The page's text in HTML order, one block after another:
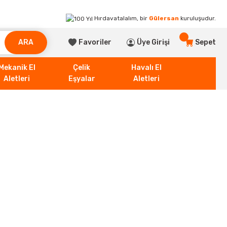
Hırdavatalalım, bir Gülersan kuruluşudur.
ARA Favoriler Üye Girişi Sepet
El
Aletleri
Çelik
Eşyalar
Havalı El
Aletleri